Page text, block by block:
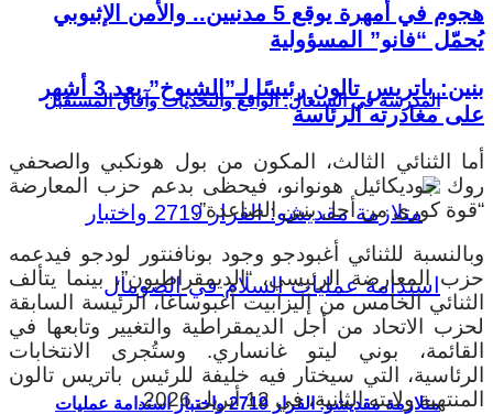
المدرسة في السنغال: الواقع والتحديات وآفاق المستقبل
متلازمة مقديشو: القرار 2719 واختبار استدامة عمليات
هجوم في أمهرة يوقع 5 مدنيين.. والأمن الإثيوبي
يُحمّل “فانو” المسؤولية
بنين: باتريس تالون رئيسًا لـ”الشيوخ” بعد 3 أشهر
على مغادرته الرئاسة
أما الثنائي الثالث، المكون من بول هونكبي والصحفي
روك جوديكائيل هونوانو، فيحظى بدعم حزب المعارضة
“قوة كوري من أجل بنين الصاعدة”.
وبالنسبة للثنائي أغبودجو وجود بونافنتور لودجو فيدعمه
حزب المعارضة الرئيسي، “الديمقراطيون”، بينما يتألف
الثنائي الخامس من إليزابيت أغبوساغا، الرئيسة السابقة
لحزب الاتحاد من أجل الديمقراطية والتغيير وتابعها في
القائمة، بوني ليتو غانساري. وستُجرى الانتخابات
الرئاسية، التي سيختار فيه خليفة للرئيس باتريس تالون
المنتهية ولايته الثانية، في 12 أبريل 2026.